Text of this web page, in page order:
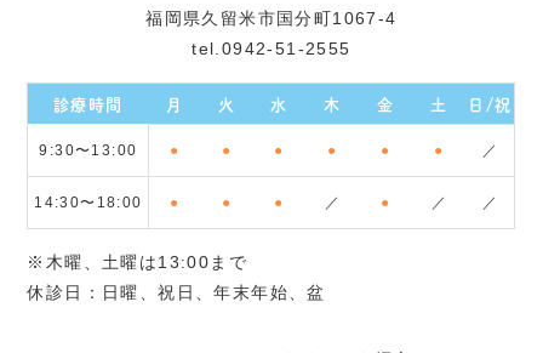
福岡県久留米市国分町1067-4
tel.0942-51-2555
診療時間 月 火 水 木 金 土 日/祝
9:30〜13:00 ● ● ● ● ● ● ／
14:30〜18:00 ● ● ● ／ ● ／ ／
※木曜、土曜は13:00まで
休診日：日曜、祝日、年末年始、盆